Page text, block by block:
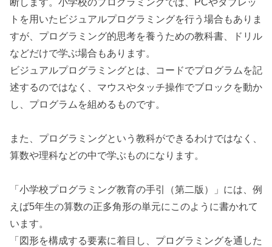
断します。小学校のプログラミングでは、PCやタブレッ
トを用いたビジュアルプログラミングを行う場合もありま
すが、プログラミング的思考を養うための教科書、ドリル
などだけで学ぶ場合もあります。
ビジュアルプログラミングとは、コードでプログラムを記
述するのではなく、マウスやタッチ操作でブロックを動か
し、プログラムを組めるものです。
また、プログラミングという教科ができるわけではなく、
算数や理科などの中で学ぶものになります。
「小学校プログラミング教育の手引（第二版）」には、例
えば5年生の算数の正多角形の単元にこのように書かれて
います。
「図形を構成する要素に着目し、プログラミングを通した